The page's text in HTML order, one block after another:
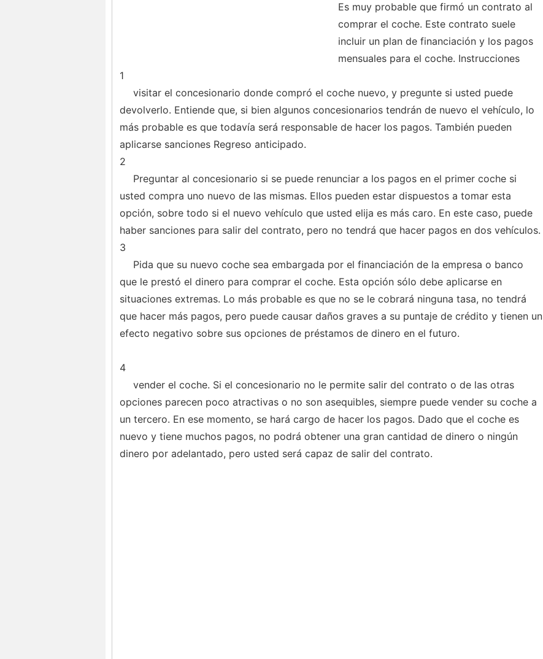
Es muy probable que firmó un contrato al
comprar el coche. Este contrato suele
incluir un plan de financiación y los pagos
mensuales para el coche. Instrucciones
1
visitar el concesionario donde compró el coche nuevo, y pregunte si usted puede
devolverlo. Entiende que, si bien algunos concesionarios tendrán de nuevo el vehículo, lo
más probable es que todavía será responsable de hacer los pagos. También pueden
aplicarse sanciones Regreso anticipado.
2
Preguntar al concesionario si se puede renunciar a los pagos en el primer coche si
usted compra uno nuevo de las mismas. Ellos pueden estar dispuestos a tomar esta
opción, sobre todo si el nuevo vehículo que usted elija es más caro. En este caso, puede
haber sanciones para salir del contrato, pero no tendrá que hacer pagos en dos vehículos.
3
Pida que su nuevo coche sea embargada por el financiación de la empresa o banco
que le prestó el dinero para comprar el coche. Esta opción sólo debe aplicarse en
situaciones extremas. Lo más probable es que no se le cobrará ninguna tasa, no tendrá
que hacer más pagos, pero puede causar daños graves a su puntaje de crédito y tienen un
efecto negativo sobre sus opciones de préstamos de dinero en el futuro.
4
vender el coche. Si el concesionario no le permite salir del contrato o de las otras
opciones parecen poco atractivas o no son asequibles, siempre puede vender su coche a
un tercero. En ese momento, se hará cargo de hacer los pagos. Dado que el coche es
nuevo y tiene muchos pagos, no podrá obtener una gran cantidad de dinero o ningún
dinero por adelantado, pero usted será capaz de salir del contrato.